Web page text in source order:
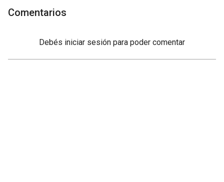
Comentarios
Debés iniciar sesión para poder comentar